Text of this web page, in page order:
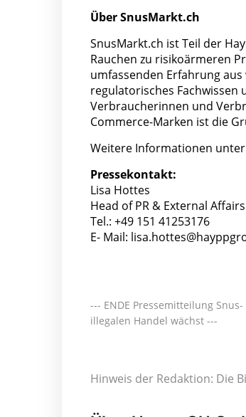
Über SnusMarkt.ch
SnusMarkt.ch ist Teil der
Rauchen zu risikoärmeren
umfassenden Erfahrung
regulatorisches Fachwissen
Verbraucherinnen und
Commerce-Marken ist die
Weitere Informationen
Pressekontakt:
Lisa Hottes
Head of PR & External
Tel.: +49 151 41253176
E- Mail:
--- ENDE Pressemitteilung
illegalen Handel wächst ---
Hinweis der Redaktion: Die